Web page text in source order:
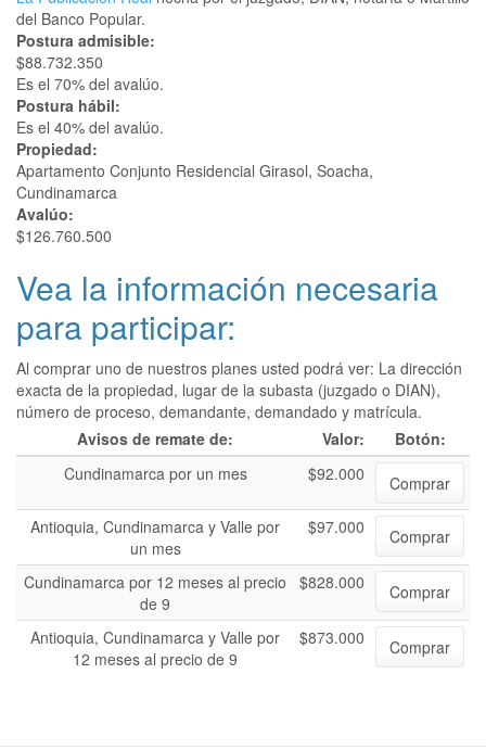
del Banco Popular.
Postura admisible:
$88.732.350
Es el 70% del avalúo.
Postura hábil:
Es el 40% del avalúo.
Propiedad:
Apartamento Conjunto Residencial Girasol, Soacha,
Cundinamarca
Avalúo:
$126.760.500
Vea la información necesaria
para participar:
Al comprar uno de nuestros planes usted podrá ver: La dirección
exacta de la propiedad, lugar de la subasta (juzgado o DIAN),
número de proceso, demandante, demandado y matrícula.
Avisos de remate de:
Valor:
Botón:
Cundinamarca por un mes
$92.000
Comprar
Antioquia, Cundinamarca y Valle por
un mes
$97.000 Comprar
Cundinamarca por 12 meses al precio
de 9
$828.000 Comprar
Antioquia, Cundinamarca y Valle por
12 meses al precio de 9
$873.000 Comprar